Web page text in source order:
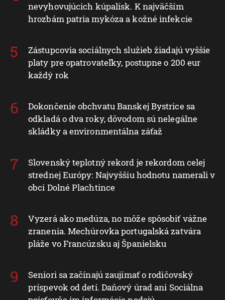
nevyhovujúcich kúpalísk. K najväčším
hrozbám patria mykóza a kožné infekcie
Zástupcovia sociálnych služieb žiadajú vyššie
platy pre opatrovateľky, postupne o 200 eur
každý rok
Dokončenie obchvatu Banskej Bystrice sa
odkladá o dva roky, dôvodom sú nelegálne
skládky a environmentálna záťaž
Slovenský teplotný rekord je rekordom celej
strednej Európy: Najvyššiu hodnotu namerali v
obci Dolné Plachtince
Vyzerá ako medúza, no môže spôsobiť vážne
zranenia. Mechúrovka portugalská zatvára
pláže vo Francúzsku aj Španielsku
Seniori sa začínajú zaujímať o rodičovský
príspevok od detí. Daňový úrad ani Sociálna